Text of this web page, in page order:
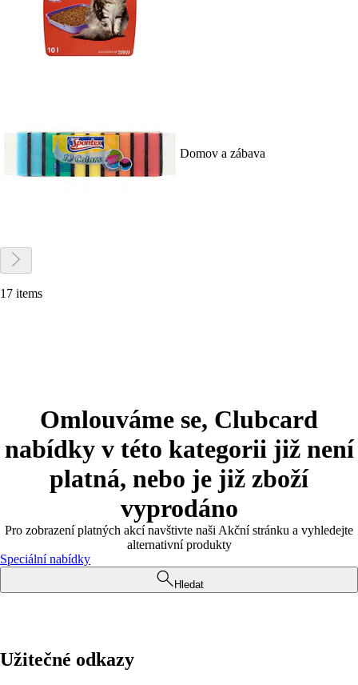
Domov a zábava
17 items
Omlouváme se, Clubcard
nabídky v této kategorii již není
platná, nebo je již zboží
vyprodáno
Pro zobrazení platných akcí navštivte naši Akční stránku a vyhledejte
alternativní produkty
Speciální nabídky
Hledat
Užitečné odkazy